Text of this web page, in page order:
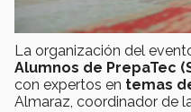
La organización del
Alumnos de PrepaTec
con expertos en temas
Almaraz, coordinador de